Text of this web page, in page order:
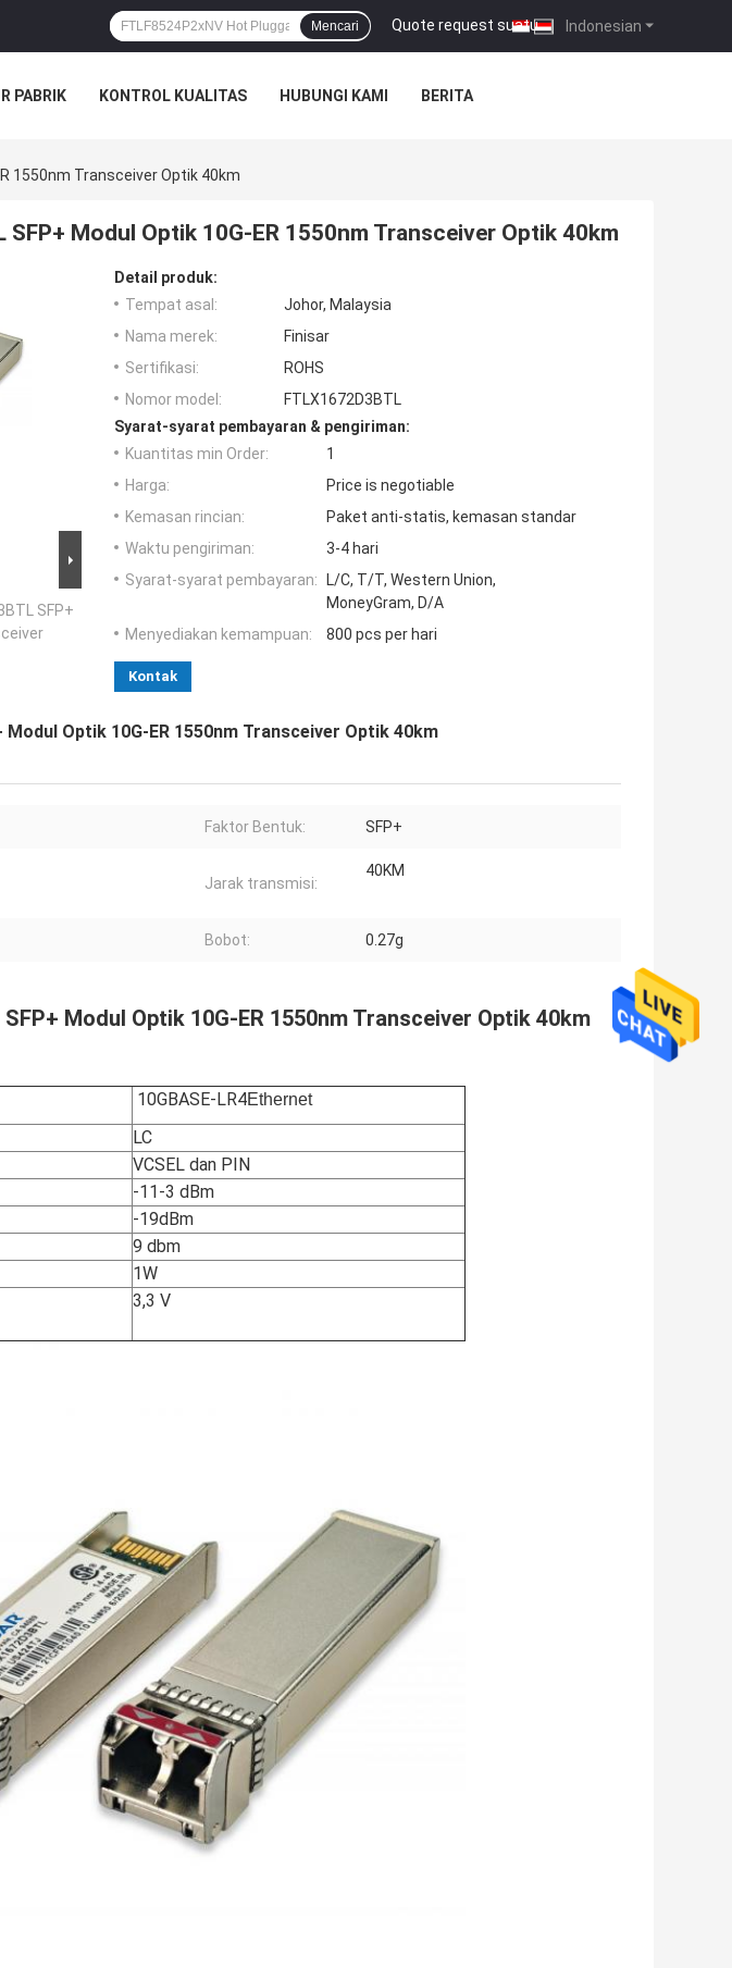
Indonesian
Quote request suatu |
Mencari
PABRIK KONTROL KUALITAS HUBUNGI KAMI BERITA
1550nm Transceiver Optik 40km
SFP+ Modul Optik 10G-ER 1550nm Transceiver Optik 40km
SFP+
Detail produk:
Tempat asal:
Johor, Malaysia
Nama merek:
Finisar
Sertifikasi:
ROHS
Nomor model:
FTLX1672D3BTL
Syarat-syarat pembayaran & pengiriman:
Kuantitas min Order:
1
Harga:
Price is negotiable
Kemasan rincian:
Paket anti-statis, kemasan standar
Waktu pengiriman:
3-4 hari
Syarat-syarat pembayaran:
L/C, T/T, Western Union,
MoneyGram, D/A
Menyediakan kemampuan:
800 pcs per hari
Kontak
Modul Optik 10G-ER 1550nm Transceiver Optik 40km
Faktor Bentuk: SFP+
Jarak transmisi:
40KM
Bobot: 0.27g
Modul Optik 10G-ER 1550nm Transceiver Optik 40km
10GBASE-LR4Ethernet
LC
VCSEL dan PIN
-11-3 dBm
-19dBm
9 dbm
1W
3,3 V